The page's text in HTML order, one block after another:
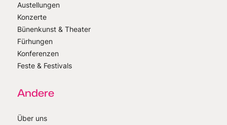
Austellungen
Konzerte
Bünenkunst & Theater
Fürhungen
Konferenzen
Feste & Festivals
Andere
Über uns